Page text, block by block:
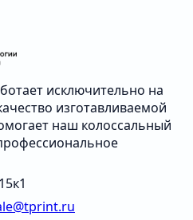
исключительно на
изготавливаемой
наш колоссальный